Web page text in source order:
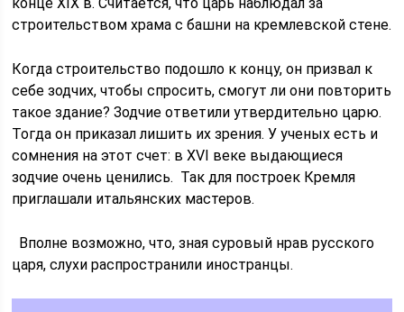
строительством храма с башни на кремлевской стене.
Когда строительство подошло к концу, он призвал к
себе зодчих, чтобы спросить, смогут ли они повторить
такое здание? Зодчие ответили утвердительно царю.
Тогда он приказал лишить их зрения. У ученых есть и
сомнения на этот счет: в XVI веке выдающиеся
зодчие очень ценились. Так для построек Кремля
приглашали итальянских мастеров.
Вполне возможно, что, зная суровый нрав русского
царя, слухи распространили иностранцы.